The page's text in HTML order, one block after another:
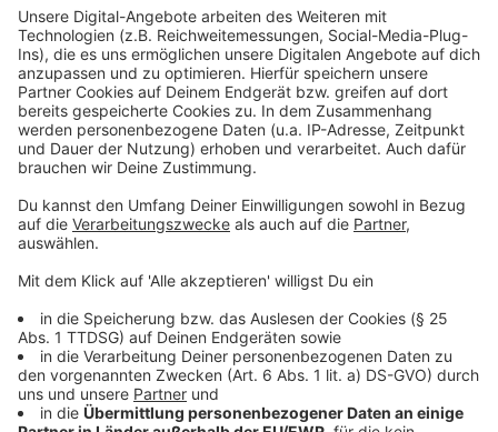
Und so bereitet ihr das Essen zu
Anzeige
Teig:
Die Butter zerlassen.
Mit dem lauwarmen Wasser und dem Salz zu dem
Mehl geben und zu einem glatten Teig
verarbeiten.
Minuten ruhen lassen.
Tipp:Wenn der Teig zu aufwändig ist, kann auch ein
Fertigteig verwendet werden.